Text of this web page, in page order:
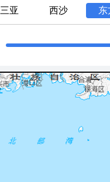
三亚 西沙 东